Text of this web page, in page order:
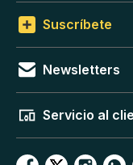
Suscríbete
Newsletters
Servicio al